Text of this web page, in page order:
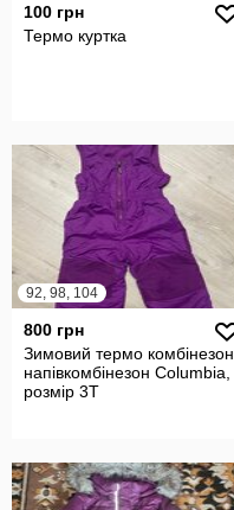
100 грн
Термо куртка
92, 98, 104
800 грн
Зимовий термо комбінезон
напівкомбінезон Columbia,
розмір 3T